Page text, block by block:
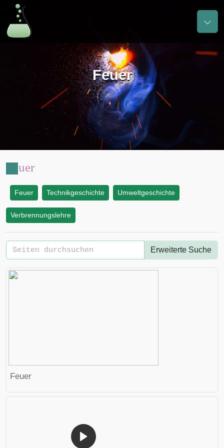
Feuer
Feuer
Feuer Technikgeschichte Umweltgeschichte
Verbrennungslehre
Erweiterte Suche
Feuer